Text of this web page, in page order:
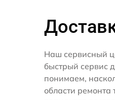
Наш сервисный
быстрый сервис
понимаем,
области